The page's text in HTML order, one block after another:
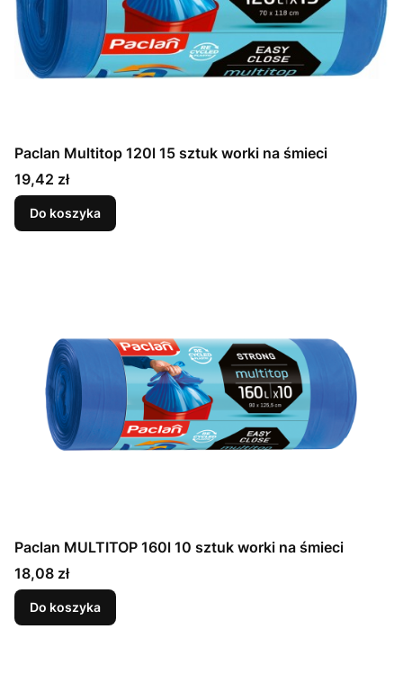
Paclan Multitop 120l 15 sztuk worki na śmieci
Cena
19,42 zł
Do koszyka
Paclan MULTITOP 160l 10 sztuk worki na śmieci
Cena
18,08 zł
Do koszyka